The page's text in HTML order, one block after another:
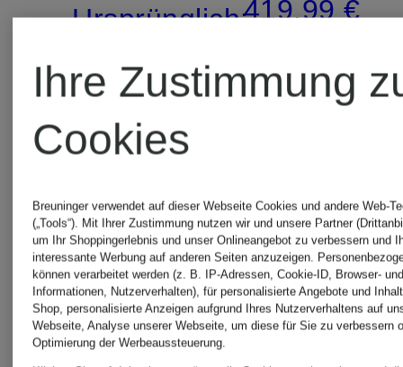
Ursprünglich:
679,99 €
419,99 €
Ihre Zustimmung
Cookies
Breuninger verwendet auf dieser Webseite Cookies und andere Web-
(„Tools“). Mit Ihrer Zustimmung nutzen wir und unsere Partner
um Ihr Shoppingerlebnis und unser Onlineangebot zu verbessern und
interessante Werbung auf anderen Seiten anzuzeigen.
können verarbeitet werden (z. B. IP-Adressen, Cookie-ID, Browser-
Informationen, Nutzerverhalten), für personalisierte Angebote und
Shop, personalisierte Anzeigen aufgrund Ihres Nutzerverhaltens auf
Webseite, Analyse unserer Webseite, um diese für Sie zu verbessern
Optimierung der Werbeaussteuerung.